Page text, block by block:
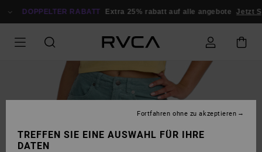
ZUR
DOPPELTER RABATT Extra 25% rabatt auf alle angebote Jetzt
TREFFEN SIE EINE AUSWAHL FÜR IHRE
DATEN
Fortfahren ohne zu akzeptieren